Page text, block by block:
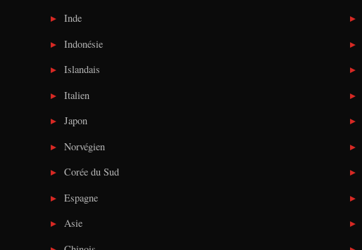
Inde
Indonésie
Islandais
Italien
Japon
Norvégien
Corée du Sud
Espagne
Asie